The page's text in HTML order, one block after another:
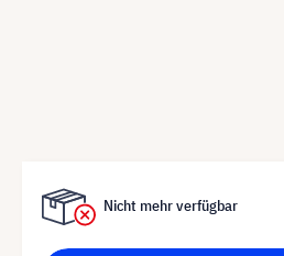
Nicht mehr verfügbar